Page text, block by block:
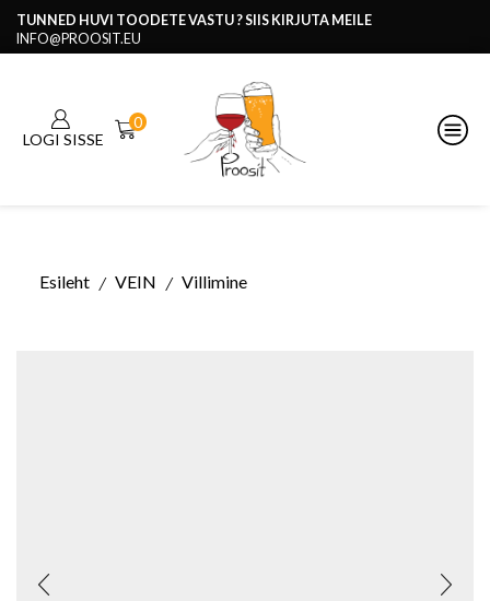
TUNNED HUVI TOODETE VASTU ? SIIS KIRJUTA MEILE
INFO@PROOSIT.EU
LOGI SISSE
0
Esileht / VEIN / Villimine